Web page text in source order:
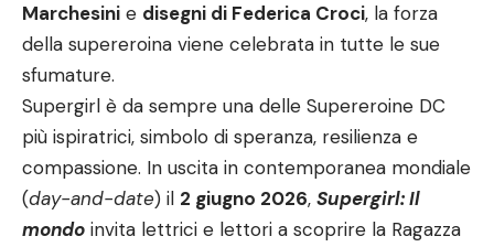
Marchesini e disegni di Federica Croci, la forza
della supereroina viene celebrata in tutte le sue
sfumature.
Supergirl è da sempre una delle Supereroine DC
più ispiratrici, simbolo di speranza, resilienza e
compassione. In uscita in contemporanea mondiale
(day-and-date) il 2 giugno 2026, Supergirl: Il
mondo invita lettrici e lettori a scoprire la Ragazza